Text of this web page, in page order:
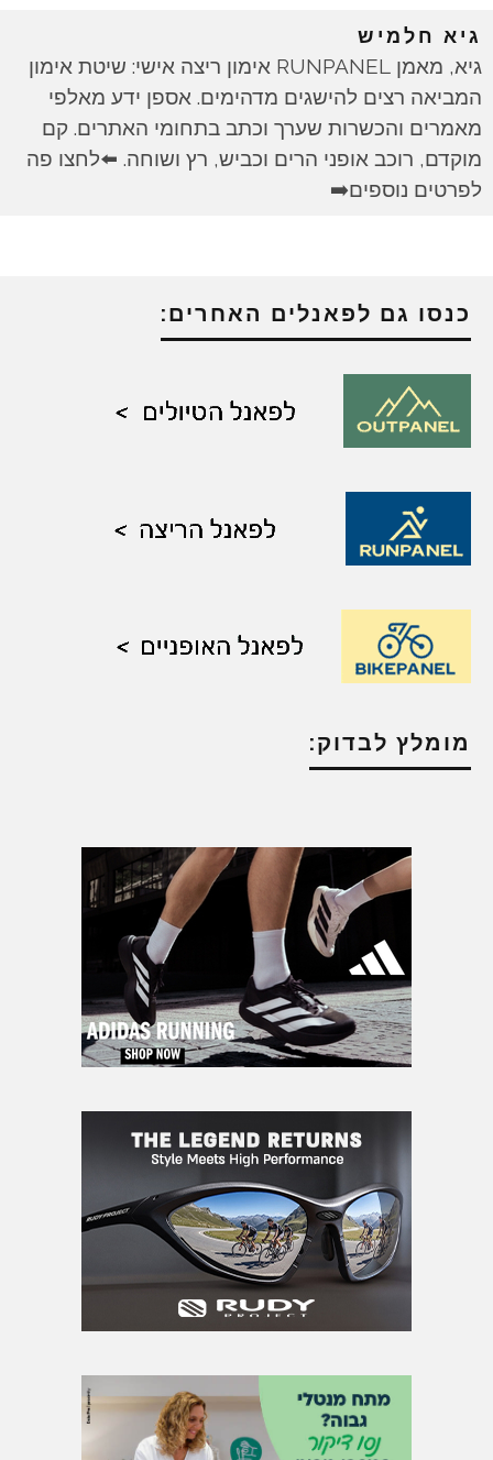
גיא חלמיש
גיא, מאמן RUNPANEL אימון ריצה אישי: שיטת אימון
המביאה רצים להישגים מדהימים. אספן ידע מאלפי
מאמרים והכשרות שערך וכתב בתחומי האתרים. קם
מוקדם, רוכב אופני הרים וכביש, רץ ושוחה. ⬅️לחצו פה
לפרטים נוספים➡️
כנסו גם לפאנלים האחרים:
מומלץ לבדוק: